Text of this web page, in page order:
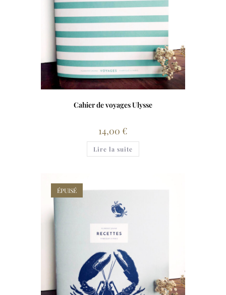
Cahier de voyages Ulysse
14,00 €
Lire la suite
ÉPUISÉ